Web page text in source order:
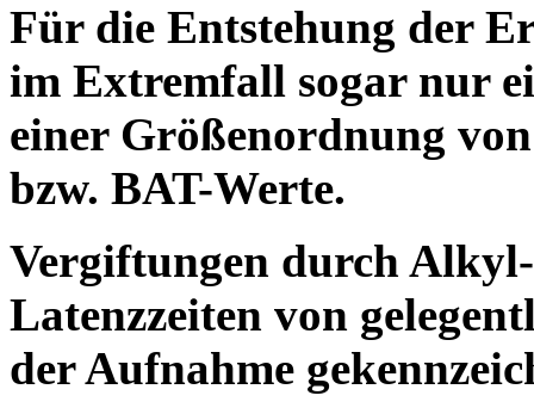
Für die Entstehung der
im Extremfall sogar nur
einer Größenordnung
bzw. BAT-Werte.
Vergiftungen durch
Latenzzeiten von
der Aufnahme